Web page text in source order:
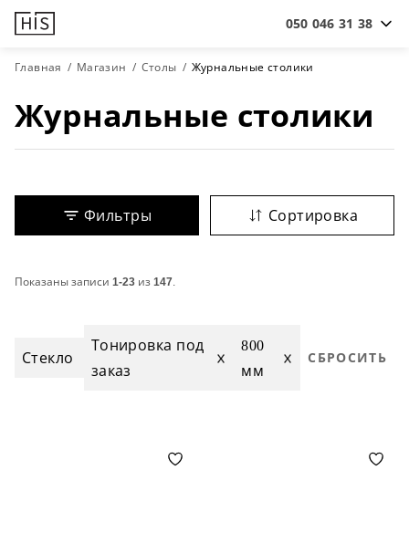
050 046 31 38
Главная Магазин Столы Журнальные столики
Журнальные столики
Фильтры Сортировка
Показаны записи 1-23 из147.
Стекло
Тонировка под
заказ
800
мм
СБРОСИТЬ